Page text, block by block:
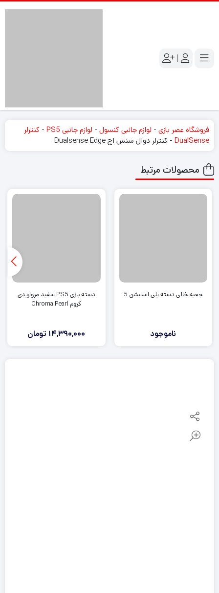
|
فروشگاه عصر بازی - لوازم جانبی کنسول - لوازم جانبی PS5 - کنترلر
DualSense
- کنترلر دوال سنس اج Dualsense Edge
محصولات مرتبط
جعبه خالی دسته پلی استیشن 5
ناموجود
دسته بازی PS5 سفید مرواریدی
کروم Chroma Pearl
14,390,000 تومان